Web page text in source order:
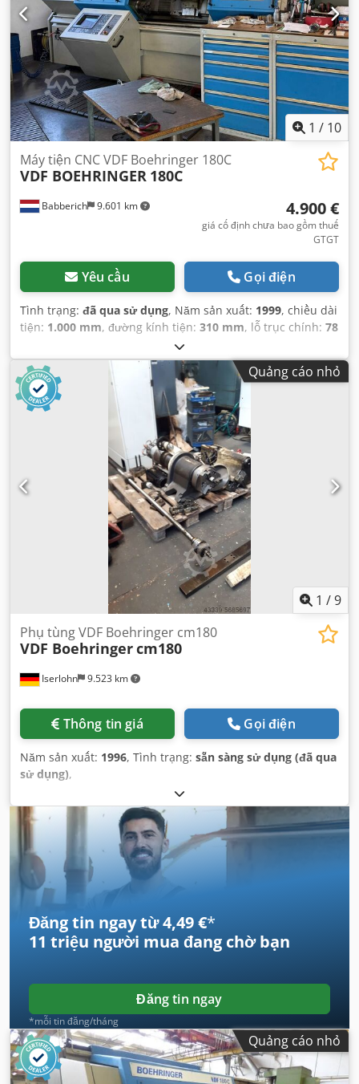
1 / 10
Babberich 9.601 km
Máy tiện CNC VDF Boehringer 180C
VDF BOEHRINGER 180C
4.900 €
giá cố định chưa bao gồm thuế
GTGT
Yêu cầu Gọi điện
Tình trạng: đã qua sử dụng, Năm sản xuất: 1999, chiều dài
tiện: 1.000 mm, đường kính tiện: 310 mm, lỗ trục chính: 78
4.500 vòng/phút
2.120 mm, tổng chiều dài:5.000 mm, tổng chiều rộng:
2.065 mm
, trọng lượng tổng cộng: 8.100 kg,
Quảng cáo nhỏ
1 /9
Iserlohn 9.523 km
Phụ tùng VDF Boehringer cm180
VDF Boehringercm180
Thông tin giá Gọi điện
Năm sản xuất: 1996, Tình trạng: sẵn sàng sử dụng (đã qua
sử dụng),
Đăng tin ngay từ 4,49 €*
11 triệu người mua đang chờ bạn
Đăng tin ngay
*mỗi tin đăng/tháng
Quảng cáo nhỏ